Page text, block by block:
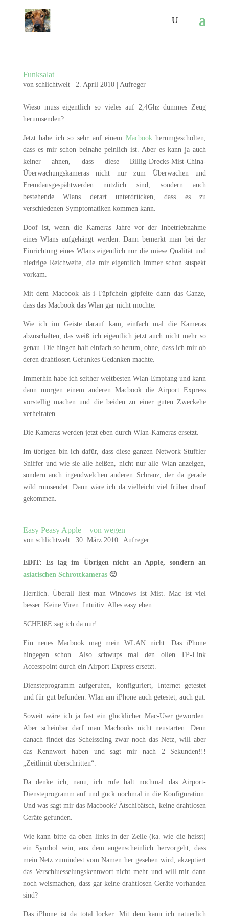
Funksalat
von schlichtwelt| 2. April 2010| Aufreger
Wieso muss eigentlich so vieles auf 2,4Ghz dummes Zeug
herumsenden?
Jetzt habe ich so sehr auf einem Macbookherumgescholten,
dass es mir schon beinahe peinlich ist. Aber es kann ja auch
keiner ahnen, dass diese Billig-Drecks-Mist-China-
Überwachungskameras nicht nur zum Überwachen und
Fremdausgespähtwerden nützlich sind, sondern auch
bestehende Wlans derart unterdrücken, dass es zu
verschiedenen Symptomatiken kommen kann.
Doof ist, wenn die Kameras Jahre vor der Inbetriebnahme
eines Wlans aufgehängt werden. Dann bemerkt man bei der
Einrichtung eines Wlans eigentlich nur die miese Qualität und
niedrige Reichweite, die mir eigentlich immer schon suspekt
vorkam.
Mit dem Macbook als i-Tüpfcheln gipfelte dann das Ganze,
dass das Macbook das Wlan gar nicht mochte.
Wie ich im Geiste darauf kam, einfach mal die Kameras
abzuschalten, das weiß ich eigentlich jetzt auch nicht mehr so
genau. Die hingen halt einfach so herum, ohne, dass ich mir ob
deren drahtlosen Gefunkes Gedanken machte.
Immerhin habe ich seither weltbesten Wlan-Empfang und kann
dann morgen einem anderen Macbook die Airport Express
vorstellig machen und die beiden zu einer guten Zweckehe
verheiraten.
Die Kameras werden jetzt eben durch Wlan-Kameras ersetzt.
Im übrigen bin ich dafür, dass diese ganzen Network Stuffler
Sniffer und wie sie alle heißen, nicht nur alle Wlan anzeigen,
sondern auch irgendwelchen anderen Schranz, der da gerade
wild rumsendet. Dann wäre ich da vielleicht viel früher drauf
gekommen.
Easy Peasy Apple – von wegen
von schlichtwelt| 30. März 2010| Aufreger
EDIT: Es lag im Übrigen nicht an Apple, sondern an
asiatischen Schrottkameras🙂
Herrlich. Überall liest man Windows ist Mist. Mac ist viel
besser. Keine Viren. Intuitiv. Alles easy eben.
SCHEIßE sag ich da nur!
Ein neues Macbook mag mein WLAN nicht. Das iPhone
hingegen schon. Also schwups mal den ollen TP-Link
Accesspoint durch ein Airport Express ersetzt.
Diensteprogramm aufgerufen, konfiguriert, Internet getestet
und für gut befunden. Wlan am iPhone auch getestet, auch gut.
Soweit wäre ich ja fast ein glücklicher Mac-User geworden.
Aber scheinbar darf man Macbooks nicht neustarten. Denn
danach findet das Scheissding zwar noch das Netz, will aber
das Kennwort haben und sagt mir nach 2 Sekunden!!!
„Zeitlimit überschritten“.
Da denke ich, nanu, ich rufe halt nochmal das Airport-
Diensteprogramm auf und guck nochmal in die Konfiguration.
Und was sagt mir das Macbook? Ätschibätsch, keine drahtlosen
Geräte gefunden.
Wie kann bitte da oben links in der Zeile (ka. wie die heisst)
ein Symbol sein, aus dem augenscheinlich hervorgeht, dass
mein Netz zumindest vom Namen her gesehen wird, akzeptiert
das Verschluesselungskennwort nicht mehr und will mir dann
noch weismachen, dass gar keine drahtlosen Geräte vorhanden
sind?
Das iPhone ist da total locker. Mit dem kann ich natuerlich